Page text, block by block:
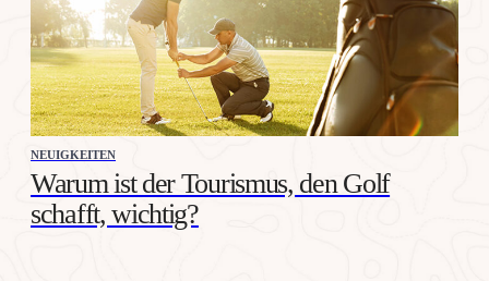
NEUIGKEITEN
Warum ist der Tourismus, den Golf
schafft, wichtig?